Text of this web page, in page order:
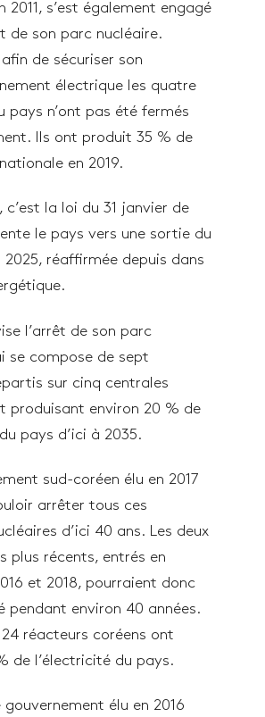
2011, s’est également engagé
de son parc nucléaire.
de sécuriser son
électrique les quatre
pays n’ont pas été fermés
Ils ont produit 35 % de
en 2019.
c’est la loi du 31 janvier de
le pays vers une sortie du
2025, réaffirmée depuis dans
l’arrêt de son parc
se compose de sept
sur cinq centrales
produisant environ 20 % de
pays d’ici à 2035.
sud-coréen élu en 2017
arrêter tous ces
d’ici 40 ans. Les deux
plus récents, entrés en
et 2018, pourraient donc
pendant environ 40 années.
24 réacteurs coréens ont
de l’électricité du pays.
gouvernement élu en 2016